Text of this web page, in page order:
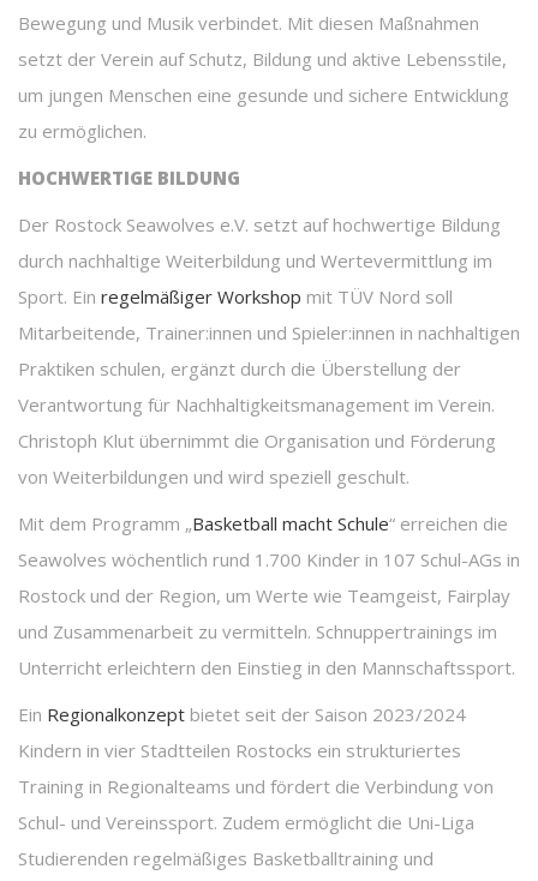
Bewegung und Musik verbindet. Mit diesen Maßnahmen
setzt der Verein auf Schutz, Bildung und aktive Lebensstile,
um jungen Menschen eine gesunde und sichere Entwicklung
zu ermöglichen.
HOCHWERTIGE BILDUNG
Der Rostock Seawolves e.V. setzt auf hochwertige Bildung
durch nachhaltige Weiterbildung und Wertevermittlung im
Sport. Ein regelmäßiger Workshop mit TÜV Nord soll
Mitarbeitende, Trainer:innen und Spieler:innen in nachhaltigen
Praktiken schulen, ergänzt durch die Überstellung der
Verantwortung für Nachhaltigkeitsmanagement im Verein.
Christoph Klut übernimmt die Organisation und Förderung
von Weiterbildungen und wird speziell geschult.
Mit dem Programm „Basketball macht Schule“ erreichen die
Seawolves wöchentlich rund 1.700 Kinder in 107 Schul-AGs in
Rostock und der Region, um Werte wie Teamgeist, Fairplay
und Zusammenarbeit zu vermitteln. Schnuppertrainings im
Unterricht erleichtern den Einstieg in den Mannschaftssport.
Ein Regionalkonzept bietet seit der Saison 2023/2024
Kindern in vier Stadtteilen Rostocks ein strukturiertes
Training in Regionalteams und fördert die Verbindung von
Schul- und Vereinssport. Zudem ermöglicht die Uni-Liga
Studierenden regelmäßiges Basketballtraining und